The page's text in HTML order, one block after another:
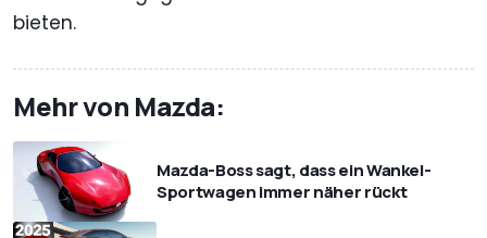
bieten.
Mehr von Mazda:
Mazda-Boss sagt, dass ein Wankel-
Sportwagen immer näher rückt